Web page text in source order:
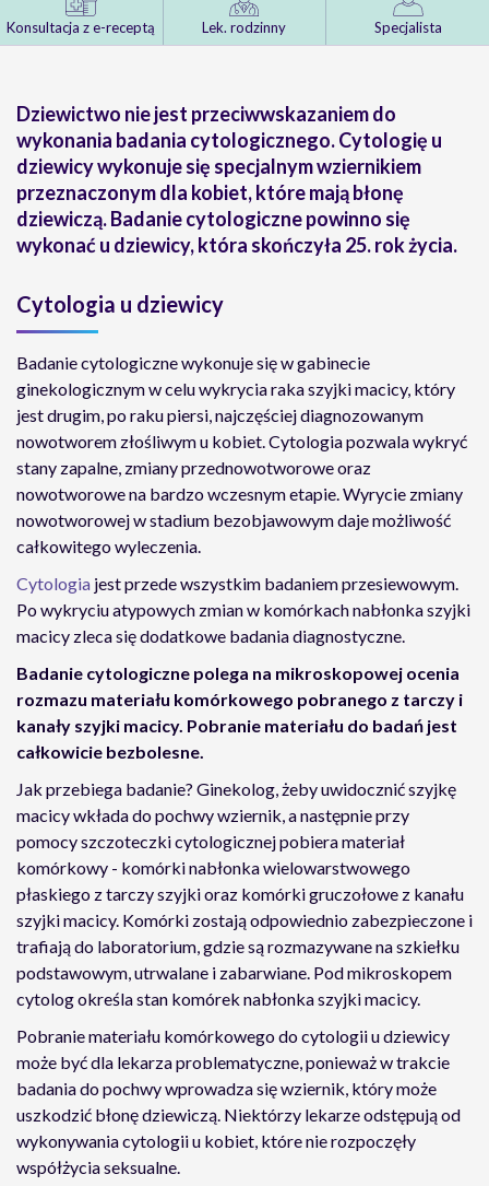
Konsultacja z e-receptą Lek. rodzinny Specjalista
Dziewictwo nie jest przeciwwskazaniem do
wykonania badania cytologicznego. Cytologię u
dziewicy wykonuje się specjalnym wziernikiem
przeznaczonym dla kobiet, które mają błonę
dziewiczą. Badanie cytologiczne powinno się
wykonać u dziewicy, która skończyła 25. rok życia.
Cytologia u dziewicy
Badanie cytologiczne wykonuje się w gabinecie
ginekologicznym w celu wykrycia raka szyjki macicy, który
jest drugim, po raku piersi, najczęściej diagnozowanym
nowotworem złośliwym u kobiet. Cytologia pozwala wykryć
stany zapalne, zmiany przednowotworowe oraz
nowotworowe na bardzo wczesnym etapie. Wyrycie zmiany
nowotworowej w stadium bezobjawowym daje możliwość
całkowitego wyleczenia.
Cytologia jest przede wszystkim badaniem przesiewowym.
Po wykryciu atypowych zmian w komórkach nabłonka szyjki
macicy zleca się dodatkowe badania diagnostyczne.
Badanie cytologiczne polega na mikroskopowej ocenia
rozmazu materiału komórkowego pobranego z tarczy i
kanały szyjki macicy. Pobranie materiału do badań jest
całkowicie bezbolesne.
Jak przebiega badanie? Ginekolog, żeby uwidocznić szyjkę
macicy wkłada do pochwy wziernik, a następnie przy
pomocy szczoteczki cytologicznej pobiera materiał
komórkowy - komórki nabłonka wielowarstwowego
płaskiego z tarczy szyjki oraz komórki gruczołowe z kanału
szyjki macicy. Komórki zostają odpowiednio zabezpieczone i
trafiają do laboratorium, gdzie są rozmazywane na szkiełku
podstawowym, utrwalane i zabarwiane. Pod mikroskopem
cytolog określa stan komórek nabłonka szyjki macicy.
Pobranie materiału komórkowego do cytologii u dziewicy
może być dla lekarza problematyczne, ponieważ w trakcie
badania do pochwy wprowadza się wziernik, który może
uszkodzić błonę dziewiczą. Niektórzy lekarze odstępują od
wykonywania cytologii u kobiet, które nie rozpoczęły
współżycia seksualne.